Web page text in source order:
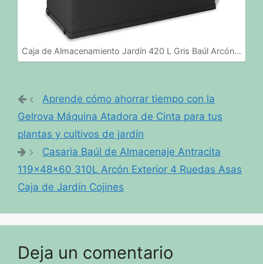
Caja de Almacenamiento Jardín 420 L Gris Baúl Arcón…
Aprende cómo ahorrar tiempo con la
Gelrova Máquina Atadora de Cinta para tus
plantas y cultivos de jardín
Casaria Baúl de Almacenaje Antracita
119x48x60 310L Arcón Exterior 4 Ruedas Asas
Caja de Jardín Cojines
Deja un comentario